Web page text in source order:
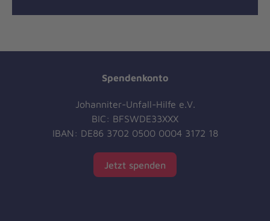
Spendenkonto
Johanniter-Unfall-Hilfe e.V.
BIC: BFSWDE33XXX
IBAN: DE86 3702 0500 0004 3172 18
Jetzt spenden